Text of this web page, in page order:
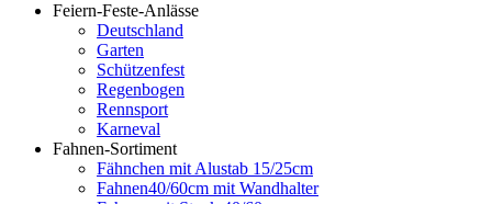
Feiern-Feste-Anlässe
Deutschland
Garten
Schützenfest
Regenbogen
Rennsport
Karneval
Fahnen-Sortiment
Fähnchen mit Alustab 15/25cm
Fahnen40/60cm mit Wandhalter